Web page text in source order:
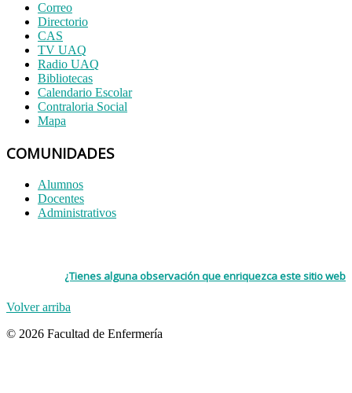
Correo
Directorio
CAS
TV UAQ
Radio UAQ
Bibliotecas
Calendario Escolar
Contraloria Social
Mapa
COMUNIDADES
Alumnos
Docentes
Administrativos
¿Tienes alguna observación que enriquezca este sitio web
Volver arriba
© 2026 Facultad de Enfermería